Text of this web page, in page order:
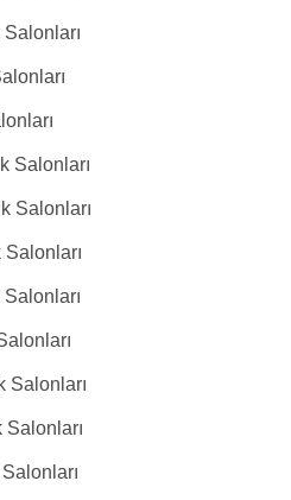
Salonları
Salonları
Salonları